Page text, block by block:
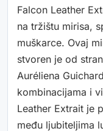
Falcon Leather
na tržištu mirisa,
muškarce. Ovaj
stvoren je od
Auréliena
kombinacijama i
Leather Extrait je
među ljubiteljima